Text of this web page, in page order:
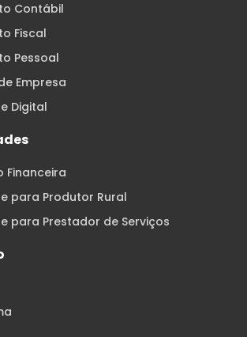
Contábil
Fiscal
Pessoal
Empresa
Digital
Financeira
para Produtor Rural
para Prestador de Serviços